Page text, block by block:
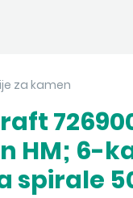
za kamen
HM; 6-
spirale